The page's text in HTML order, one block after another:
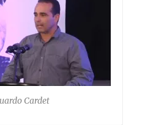
Cardet